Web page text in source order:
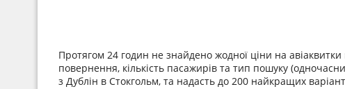
Протягом 24 годин не знайдено жодної ціни на
повернення, кількість пасажирів та тип пошуку
з Дублін в Стокгольм, та надасть до 200 найкращих